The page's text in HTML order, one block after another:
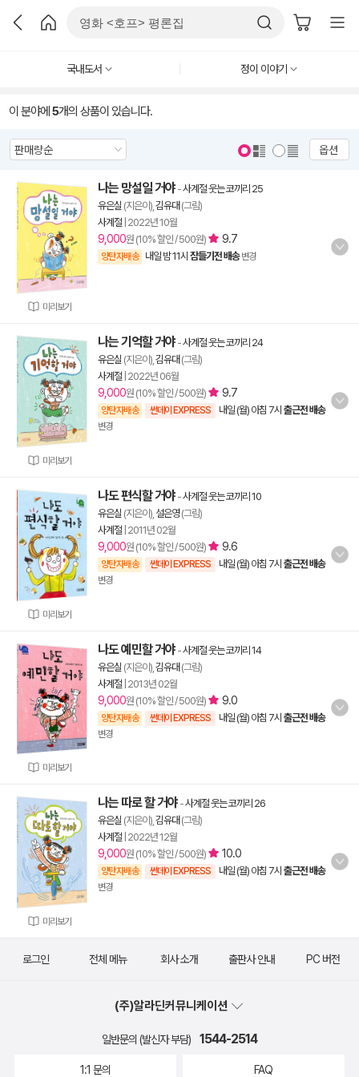
국내도서 정이 이야기
이 분야에 5개의 상품이 있습니다.
옵션
미리보기
나는 망설일 거야 -사계절 웃는 코끼리 25
유은실 (지은이), 김유대 (그림)
사계절 2022년 10월
9,000원 (10% 할인 / 500원) 9.7
양탄자배송 내일 밤 11시 잠들기전 배송 변경
미리보기
나는 기억할 거야 -사계절 웃는 코끼리 24
유은실 (지은이), 김유대 (그림)
사계절 2022년 06월
9,000원 (10% 할인 / 500원) 9.7
양탄자배송 썬데이 EXPRESS 내일 (월) 아침 7시 출근전 배송
변경
미리보기
나도 편식할 거야 -사계절 웃는 코끼리 10
유은실 (지은이), 설은영(그림)
사계절 2011년 02월
9,000원 (10% 할인 / 500원) 9.6
양탄자배송 썬데이 EXPRESS 내일 (월) 아침 7시 출근전 배송
변경
미리보기
나도 예민할 거야 -사계절 웃는 코끼리 14
유은실 (지은이), 김유대 (그림)
사계절 2013년 02월
9,000원 (10% 할인 / 500원) 9.0
양탄자배송 썬데이 EXPRESS 내일 (월) 아침 7시 출근전 배송
변경
미리보기
나는 따로 할 거야 -사계절 웃는 코끼리 26
유은실 (지은이), 김유대 (그림)
사계절 2022년 12월
9,000원 (10% 할인 / 500원) 10.0
양탄자배송 썬데이 EXPRESS 내일 (월) 아침 7시 출근전 배송
변경
로그인 전체 메뉴 회사 소개 출판사 안내 PC 버전
(주)알라딘커뮤니케이션
일반문의 (발신자 부담) 1544-2514
1:1 문의 FAQ